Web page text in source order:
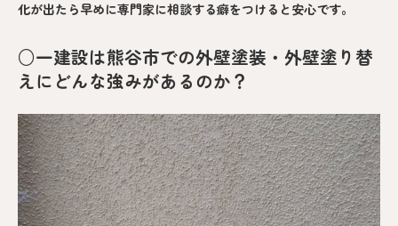
化が出たら早めに専門家に相談する癖をつけると安心です。
○一建設は熊谷市での外壁塗装・外壁塗り替
えにどんな強みがあるのか？